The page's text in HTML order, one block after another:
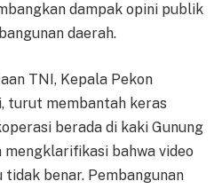
dampak opini publik
daerah.
TNI, Kepala Pekon
turut membantah keras
berada di kaki Gunung
mengklarifikasi bahwa video
benar. Pembangunan